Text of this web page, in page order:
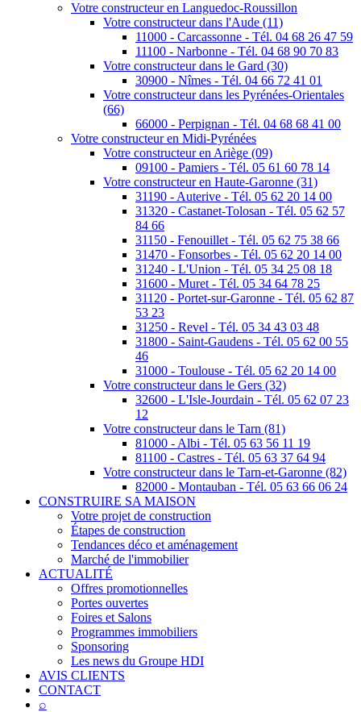
Votre constructeur en Languedoc-Roussillon
Votre constructeur dans l'Aude (11)
11000 - Carcassonne - Tél. 04 68 26 47 59
11100 - Narbonne - Tél. 04 68 90 70 83
Votre constructeur dans le Gard (30)
30900 - Nîmes - Tél. 04 66 72 41 01
Votre constructeur dans les Pyrénées-Orientales
(66)
66000 - Perpignan - Tél. 04 68 68 41 00
Votre constructeur en Midi-Pyrénées
Votre constructeur en Ariège (09)
09100 - Pamiers - Tél. 05 61 60 78 14
Votre constructeur en Haute-Garonne (31)
31190 - Auterive - Tél. 05 62 20 14 00
31320 - Castanet-Tolosan - Tél. 05 62 57
84 66
31150 - Fenouillet - Tél. 05 62 75 38 66
31470 - Fonsorbes - Tél. 05 62 20 14 00
31240 - L'Union - Tél. 05 34 25 08 18
31600 - Muret - Tél. 05 34 64 78 25
31120 - Portet-sur-Garonne - Tél. 05 62 87
53 23
31250 - Revel - Tél. 05 34 43 03 48
31800 - Saint-Gaudens - Tél. 05 62 00 55
46
31000 - Toulouse - Tél. 05 62 20 14 00
Votre constructeur dans le Gers (32)
32600 - L'Isle-Jourdain - Tél. 05 62 07 23
12
Votre constructeur dans le Tarn (81)
81000 - Albi - Tél. 05 63 56 11 19
81100 - Castres - Tél. 05 63 37 64 94
Votre constructeur dans le Tarn-et-Garonne (82)
82000 - Montauban - Tél. 05 63 66 06 24
CONSTRUIRE SA MAISON
Votre projet de construction
Étapes de construction
Tendances déco et aménagement
Marché de l'immobilier
ACTUALITÉ
Offres promotionnelles
Portes ouvertes
Foires et Salons
Programmes immobiliers
Sponsoring
Les news du Groupe HDI
AVIS CLIENTS
CONTACT
⌕